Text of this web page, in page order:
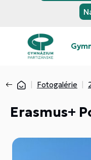
Fotogalérie
Erasmus+